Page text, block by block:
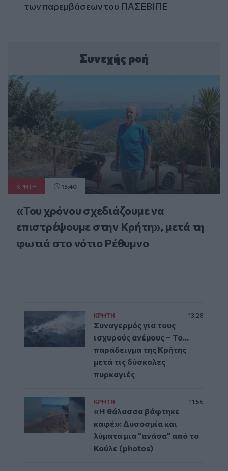
των παρεμβάσεων του ΠΑΣΕΒΙΠΕ
Συνεχής ροή
ΚΡΗΤΗ 15:40
«Του χρόνου σχεδιάζουμε να
επιστρέψουμε στην Κρήτη», μετά τη
φωτιά στο νότιο Ρέθυμνο
ΚΡΗΤΗ 13:28
Συναγερμός για τους
ισχυρούς ανέμους – Το...
παράδειγμα της Κρήτης
μετά τις δύσκολες
πυρκαγιές
ΚΡΗΤΗ 11:56
«Η θάλασσα βάφτηκε
καφέ»: Δυσοσμία και
λύματα μια "ανάσα" από το
Κούλε (photos)